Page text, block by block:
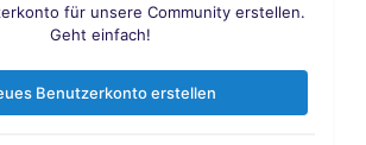
für unsere Community erstellen.
Geht einfach!
Benutzerkonto erstellen